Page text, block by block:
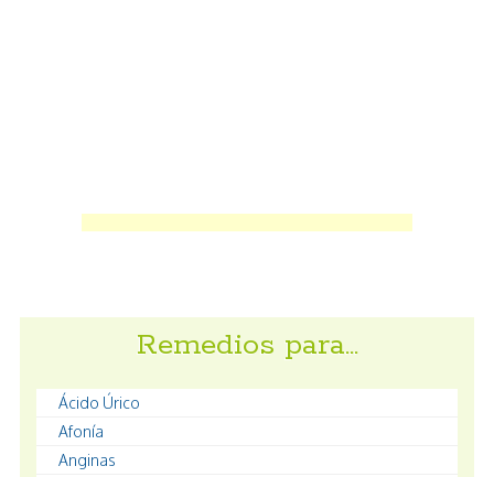
Remedios para…
Ácido Úrico
Afonía
Anginas